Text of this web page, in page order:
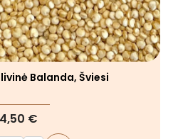
Balanda, Šviesi
4,50 €